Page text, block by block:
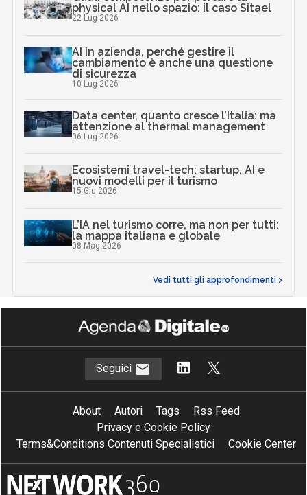
physical AI nello spazio: il caso Sitael
22 Lug 2026
AI in azienda, perché gestire il
cambiamento è anche una questione
di sicurezza
10 Lug 2026
Data center, quanto cresce l’Italia: ma
attenzione al thermal management
06 Lug 2026
Ecosistemi travel-tech: startup, AI e
nuovi modelli per il turismo
15 Giu 2026
L’IA nel turismo corre, ma non per tutti:
la mappa italiana e globale
08 Mag 2026
Vedi tutti gli approfondimenti >
Seguici
About Autori Tags
Rss Feed
Privacy e Cookie Policy
Terms&Conditions Contenuti Specialistici
Cookie Center